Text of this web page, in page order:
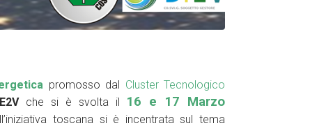
promosso dal Cluster Tecnologico
che si è svolta il 16 e 17 Marzo
toscana si è incentrata sul tema